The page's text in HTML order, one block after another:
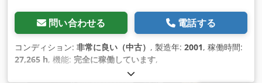
問い合わせる 電話する
コンディション: 非常に良い（中古） , 製造年: 2001, 稼働時間:
27,265 h, 機能: 完全に稼働しています,